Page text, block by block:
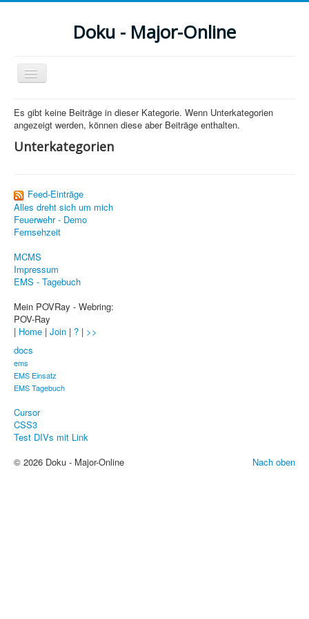
Doku - Major-Online
Navigation
an/aus
PHP
Webdesign
Grafik
Sicherheit
PovRay +
Home
PovRay
PHP
Es gibt keine Beiträge in dieser Kategorie. Wenn Unterkategorien
angezeigt werden, können diese aber Beiträge enthalten.
Unterkategorien
Feed-Einträge
Alles dreht sich um mich
Feuerwehr - Demo
Fernsehzeit
MCMS
Impressum
EMS - Tagebuch
Mein POVRay - Webring:
POV-Ray
| Home | Join | ? | >>
docs
ems
EMS Einsatz
EMS Tagebuch
Cursor
CSS3
Test DIVs mit Link
Nach oben
© 2026 Doku - Major-Online